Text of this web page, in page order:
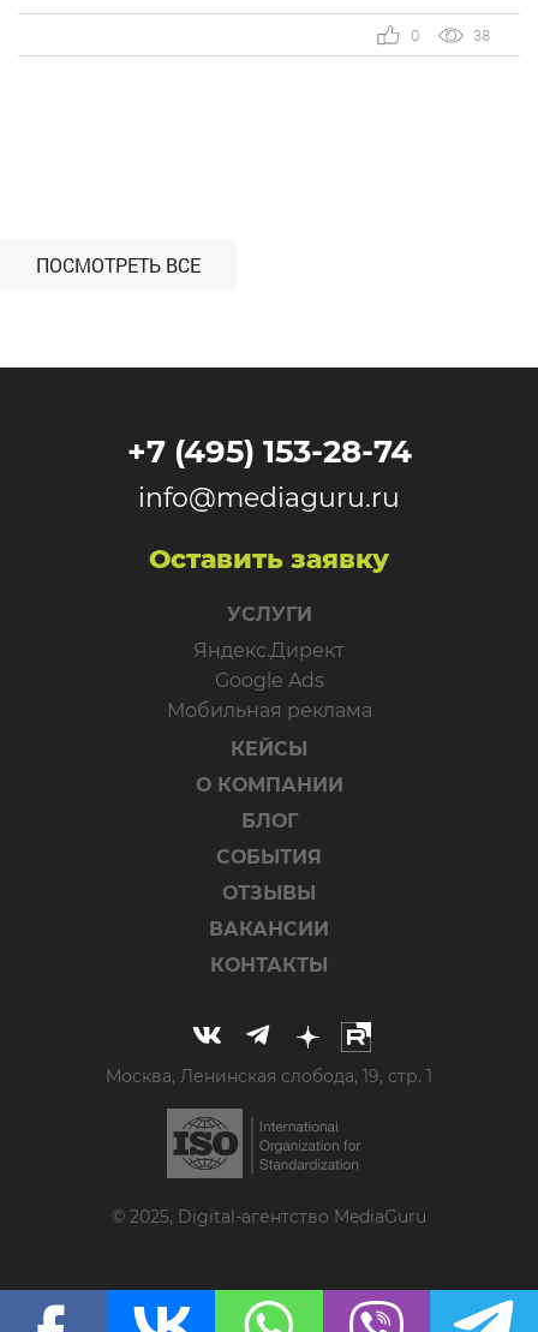
приложение Fasten для молодежи. В марте Яндекс
планирует запустить новый сервис заказа […]
38
0
ПОСМОТРЕТЬ ВСЕ
+7 (495) 153-28-74
info@mediaguru.ru
Оставить заявку
УСЛУГИ
Яндекс.Директ
Google Ads
Мобильная реклама
КЕЙСЫ
О КОМПАНИИ
БЛОГ
СОБЫТИЯ
ОТЗЫВЫ
ВАКАНСИИ
КОНТАКТЫ
Москва, Ленинская слобода, 19, стр. 1
© 2025, Digital-агентство MediaGuru